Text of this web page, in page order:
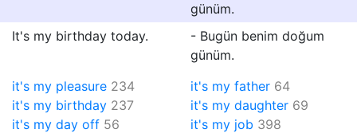
günüm.
It's my birthday today.
- Bugün benim doğum
günüm.
it's my pleasure 234
it's my birthday 237
it's my day off 56
it's my father 64
it's my daughter 69
it's my job 398